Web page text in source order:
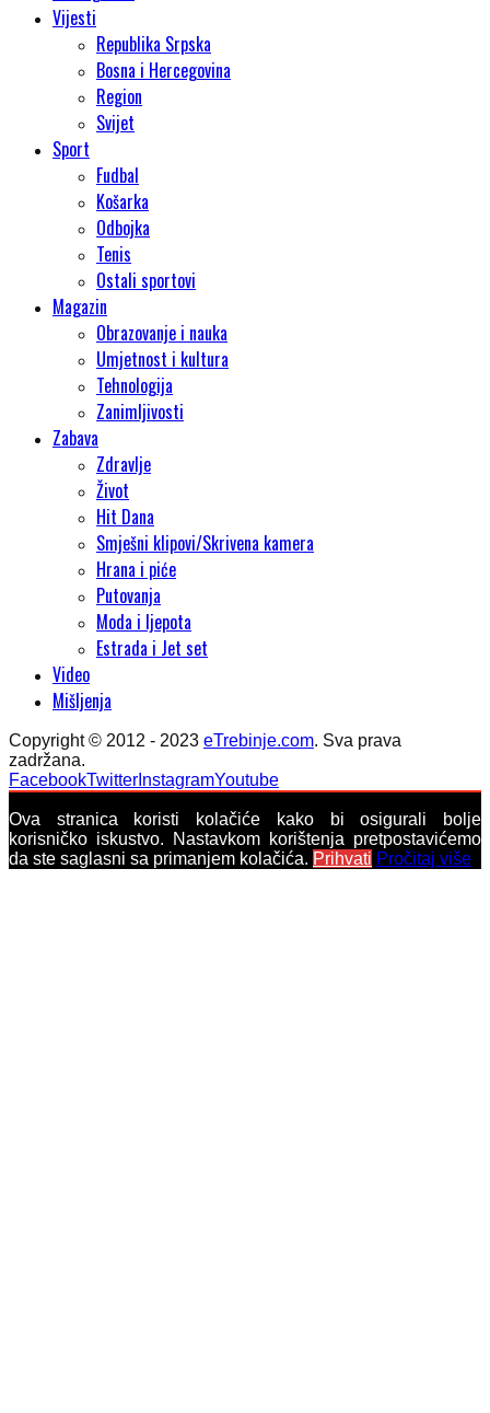
Vijesti
Republika Srpska
Bosna i Hercegovina
Region
Svijet
Sport
Fudbal
Košarka
Odbojka
Tenis
Ostali sportovi
Magazin
Obrazovanje i nauka
Umjetnost i kultura
Tehnologija
Zanimljivosti
Zabava
Zdravlje
Život
Hit Dana
Smješni klipovi/Skrivena kamera
Hrana i piće
Putovanja
Moda i ljepota
Estrada i Jet set
Video
Mišljenja
Copyright © 2012 - 2023 eTrebinje.com. Sva prava
zadržana.
FacebookTwitter InstagramYoutube
Ova stranica koristi kolačiće kako bi osigurali bolje
korisničko iskustvo. Nastavkom korištenja pretpostavićemo
da ste saglasni sa primanjem kolačića. Prihvati Pročitaj više